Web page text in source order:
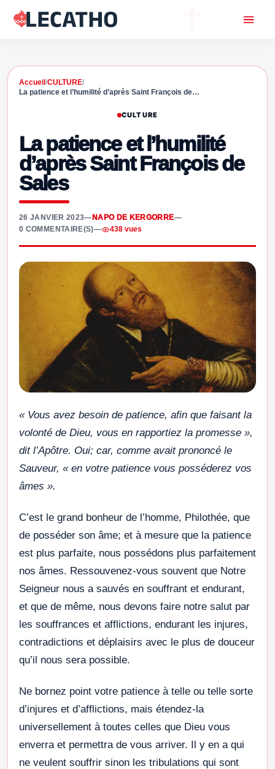
Accueil /CULTURE/
La patience et l’humilité d’après Saint François de…
CULTURE
La patience et l’humilité
d’après Saint François de
Sales
26 JANVIER 2023— NAPO DE KERGORRE—
0 COMMENTAIRE(S)— 438 vues
« Vous avez besoin de patience, afin que faisant la
volonté de Dieu, vous en rapportiez la promesse »,
dit l’Apôtre. Oui; car, comme avait prononcé le
Sauveur, « en votre patience vous posséderez vos
âmes ».
C’est le grand bonheur de l’homme, Philothée, que
de posséder son âme; et à mesure que la patience
est plus parfaite, nous possédons plus parfaitement
nos âmes. Ressouvenez-vous souvent que Notre
Seigneur nous a sauvés en souffrant et endurant,
et que de même, nous devons faire notre salut par
les souffrances et afflictions, endurant les injures,
contradictions et déplaisirs avec le plus de douceur
qu’il nous sera possible.
Ne bornez point votre patience à telle ou telle sorte
d’injures et d’afflictions, mais étendez-la
universellement à toutes celles que Dieu vous
enverra et permettra de vous arriver. Il y en a qui
ne veulent souffrir sinon les tribulations qui sont